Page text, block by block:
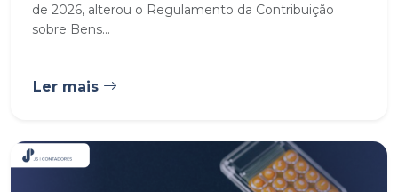
de 2026, alterou o Regulamento da Contribuição
sobre Bens...
Ler mais